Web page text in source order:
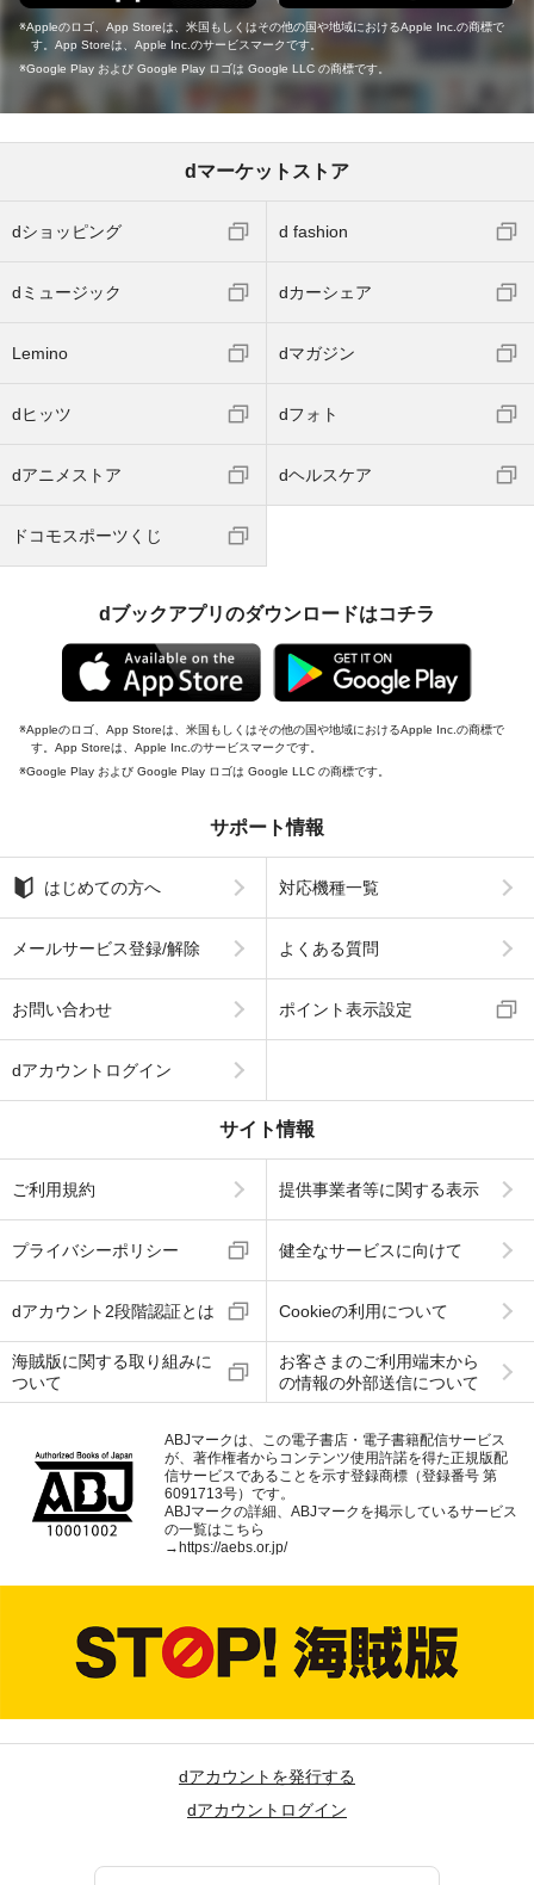
Appleのロゴ、App Storeは、米国もしくはその他の国や地域におけるApple Inc.の商標で
す。App Storeは、Apple Inc.のサービスマークです。
Google Play および Google Play ロゴは Google LLC の商標です。
dマーケットストア
dショッピング d fashion
dミュージック dカーシェア
Lemino dマガジン
dヒッツ dフォト
dアニメストア dヘルスケア
ドコモスポーツくじ
dブックアプリのダウンロードはコチラ
Appleのロゴ、App Storeは、米国もしくはその他の国や地域におけるApple Inc.の商標で
す。App Storeは、Apple Inc.のサービスマークです。
Google Play および Google Play ロゴは Google LLC の商標です。
サポート情報
はじめての方へ 対応機種一覧
メールサービス登録/解除 よくある質問
お問い合わせ ポイント表示設定
dアカウントログイン
サイト情報
ご利用規約 提供事業者等に関する表示
プライバシーポリシー 健全なサービスに向けて
dアカウント2段階認証とは Cookieの利用について
海賊版に関する取り組みに
ついて
お客さまのご利用端末から
の情報の外部送信について
ABJマークは、この電子書店・電子書籍配信サービス
が、著作権者からコンテンツ使用許諾を得た正規版配
信サービスであることを示す登録商標（登録番号 第
6091713号）です。
ABJマークの詳細、ABJマークを掲示しているサービス
の一覧はこちら
→ https://aebs.or.jp/
dアカウントを発行する
dアカウントログイン